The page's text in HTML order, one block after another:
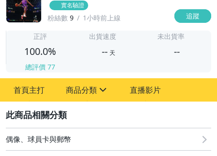
實名驗證
粉絲數 9 1小時前上線 追蹤
正評
100.0%
總評價 77
出貨速度
-- 天
未出貨率
--
首頁主打 商品分類
偶像、球員卡與郵幣
直播影片
偶像、球員卡與郵幣